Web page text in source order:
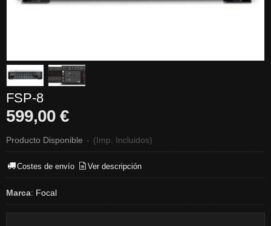
FSP-8
599,00 €
Producto Disponible - (Imp. Incluidos)
Costes de envío Ver descripción
Marca: Focal